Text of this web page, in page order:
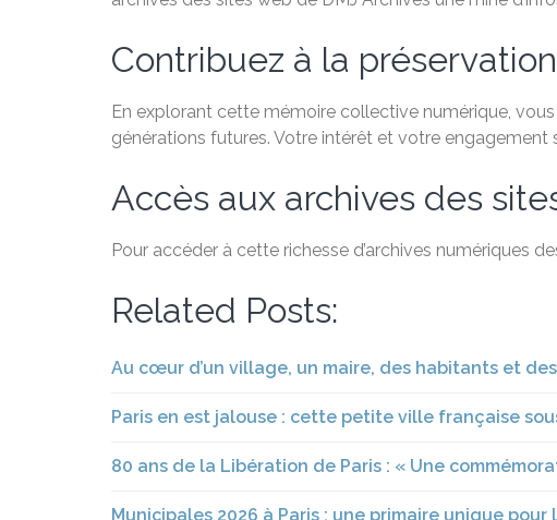
Contribuez à la
En explorant cette mémoire collective numérique,
générations futures. Votre intérêt et votre
Accès aux archives des
Pour accéder à cette richesse d’archives numériques
Related Posts:
Au cœur d’un village, un maire, des habitants et
Paris en est jalouse : cette petite ville française
80 ans de la Libération de Paris : « Une
Municipales 2026 à Paris : une primaire unique